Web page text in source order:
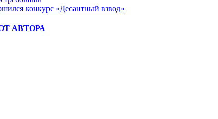
конкурс «Десантный взвод»
АВТОРА